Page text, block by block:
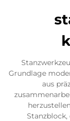
Grundlage
aus
Stanzblock,